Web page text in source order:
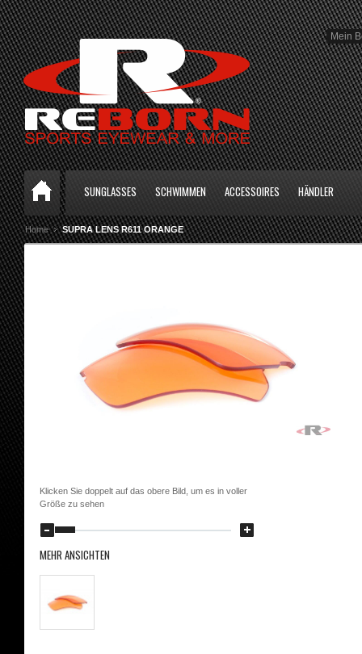
Mein
SUNGLASSES SCHWIMMEN ACCESSOIRES HÄNDLER
Home SUPRA LENS R611 ORANGE
Klicken Sie doppelt auf das obere Bild, um es in voller
Größe zu sehen
MEHR ANSICHTEN